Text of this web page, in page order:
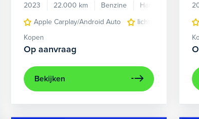
2023
22.000 km Benzine
Handgeschakeld
Apple Carplay/Android Auto
lichtmetalen velgen
Kopen
Op aanvraag
Bekijken